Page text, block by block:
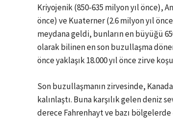
Kriyojenik (850-635 milyon yıl önce),
önce) ve Kuaterner (2.6 milyon yıl
meydana geldi, bunların en büyüğü
olarak bilinen en son buzullaşma
önce yaklaşık 18.000 yıl önce zirve
Son buzullaşmanın zirvesinde,
kalınlaştı. Buna karşılık gelen deniz
derece Fahrenhayt ve bazı bölgelerde